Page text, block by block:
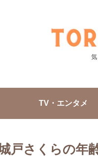
TV・エンタメ
戸さくらの年